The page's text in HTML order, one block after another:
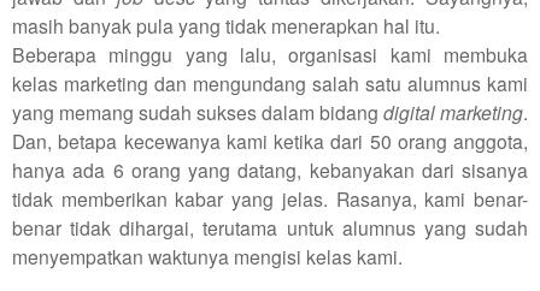
masih banyak pula yang tidak menerapkan hal itu.
Beberapa minggu yang lalu, organisasi kami membuka
kelas marketing dan mengundang salah satu alumnus kami
yang memang sudah sukses dalam bidang digital marketing.
Dan, betapa kecewanya kami ketika dari 50 orang anggota,
hanya ada 6 orang yang datang, kebanyakan dari sisanya
tidak memberikan kabar yang jelas. Rasanya, kami benar-
benar tidak dihargai, terutama untuk alumnus yang sudah
menyempatkan waktunya mengisi kelas kami.